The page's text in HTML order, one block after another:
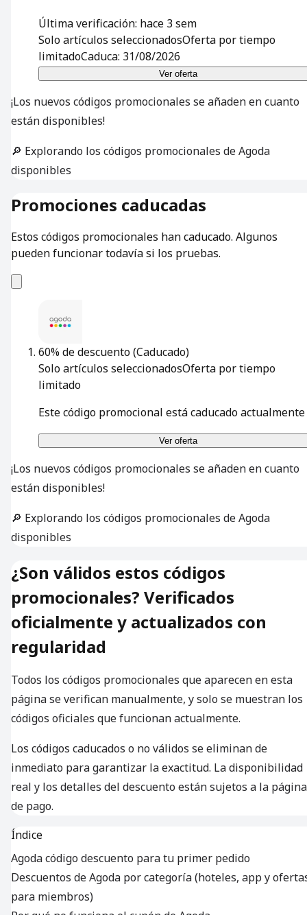
Última verificación: hace 3 sem
Solo artículos seleccionadosOferta por tiempo
limitadoCaduca: 31/08/2026
Ver oferta
¡Los nuevos códigos promocionales se añaden en cuanto
están disponibles!
🔎 Explorando los códigos promocionales de Agoda
disponibles
Promociones caducadas
Estos códigos promocionales han caducado. Algunos
pueden funcionar todavía si los pruebas.
60% de descuento(Caducado)
Solo artículos seleccionadosOferta por tiempo
limitado
Este código promocional está caducado actualmente
Ver oferta
¡Los nuevos códigos promocionales se añaden en cuanto
están disponibles!
🔎 Explorando los códigos promocionales de Agoda
disponibles
¿Son válidos estos códigos
promocionales? Verificados
oficialmente y actualizados con
regularidad
Todos los códigos promocionales que aparecen en esta
página se verifican manualmente, y solo se muestran los
códigos oficiales que funcionan actualmente.
Los códigos caducados o no válidos se eliminan de
inmediato para garantizar la exactitud. La disponibilidad
real y los detalles del descuento están sujetos a la página
de pago.
Índice
Agoda código descuento para tu primer pedido
Descuentos de Agoda por categoría (hoteles, app y
para miembros)